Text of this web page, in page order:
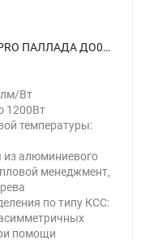
Светодиодный прожектор WOLTA PRO ПАЛЛАДА ДО02-480-502-5К А60 Прозрачный - фото 1.
лм/Вт
1200Вт
температуры:
из алюминиевого
менеджмент,
по типу КСС:
помощи